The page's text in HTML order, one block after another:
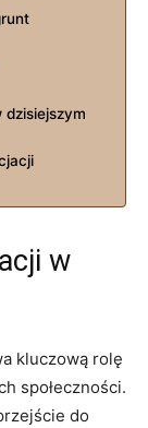
w
kluczową rolę
społeczności.
do